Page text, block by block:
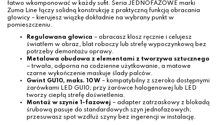
łatwo wkomponować w każdy sufit. Seria JEDNOFAZOWE marki
Zuma Line łączy solidną konstrukcję z praktyczną funkcją obracania
głowicy – kierujesz wiązkę dokładnie na wybrany punkt w
pomieszczeniu.
Regulowana głowica – obracasz klosz ręcznie i celujesz
światłem w obraz, blat roboczy lub strefę wypoczynkową bez
potrzeby demontażu oprawy.
Metalowa obudowa z elementami z tworzywa sztucznego
– trwała, odporna na codzienne użytkowanie, a matowe
czarne wykończenie maskuje ślady palców.
Gwint GU10, maks. 10 W – kompatybilny z szeroko dostępnymi
żarówkami LED GU10; przy żarówce halogenowej lub LED
tworzy ciepłą strefę doświetlenia.
Montaż w szynie 1-fazowej – adapter zatrzaskowy z blokadą
śrubową pasuje do standardowych szyn jednofazowych;
przesuwasz spot wzdłuż szyny bez ingerencji w instalację.